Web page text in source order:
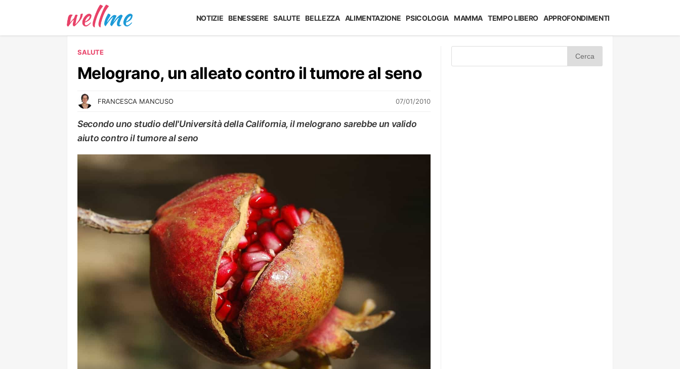
NOTIZIE BENESSERE SALUTE BELLEZZA ALIMENTAZIONE PSICOLOGIA MAMMA TEMPO LIBERO APPROFONDIMENTI
SALUTE
Melograno, un alleato contro il tumore al seno
FRANCESCA MANCUSO 07/01/2010
Secondo uno studio dell'Università della California, il melograno sarebbe un valido
aiuto contro il tumore al seno
SALUTE